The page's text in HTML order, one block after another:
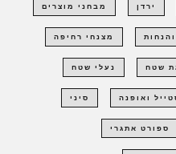
ירדן מבחני מוצרים
מצנחי רחיפה
שטח נעלי שטח
ואופנה סיני
ספורט אתגרי